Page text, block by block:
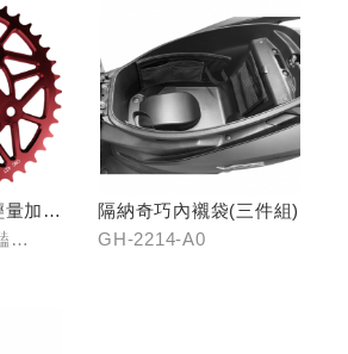
加大
隔納奇巧內襯袋(三件組)
GH-2214-A0